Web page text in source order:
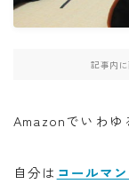
・北海道ツー
記事内
Amazonでいわゆ
自分は コールマ